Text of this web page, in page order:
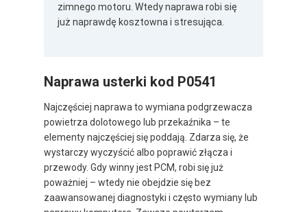
zimnego motoru. Wtedy naprawa robi się
już naprawdę kosztowna i stresująca.
Naprawa usterki kod P0541
Najczęściej naprawa to wymiana podgrzewacza
powietrza dolotowego lub przekaźnika – te
elementy najczęściej się poddają. Zdarza się, że
wystarczy wyczyścić albo poprawić złącza i
przewody. Gdy winny jest PCM, robi się już
poważniej – wtedy nie obejdzie się bez
zaawansowanej diagnostyki i często wymiany lub